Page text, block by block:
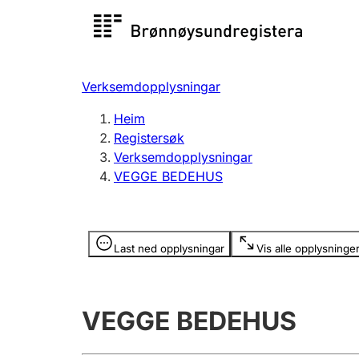
Registersøk
Registrere, endre, slette
Verksemdopplysningar
Heim
Registersøk
Verksemdopplysningar
VEGGE BEDEHUS
Last ned opplysningar Vis alle opplysninger
Opplysninger er skjult
VEGGE BEDEHUS